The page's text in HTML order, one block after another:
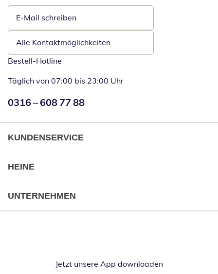
E-Mail schreiben
Öffnet E-Mail-Client
Alle Kontaktmöglichkeiten
Bestell-Hotline
Täglich von 07:00 bis 23:00 Uhr
Numéro de téléphone:
0316 – 608 77 88
KUNDENSERVICE
HEINE
UNTERNEHMEN
Jetzt unsere App downloadenÖffnet in